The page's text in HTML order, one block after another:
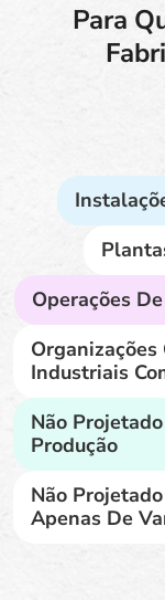
Para
Operações
Industriais
Não
Produção
Não
Apenas De